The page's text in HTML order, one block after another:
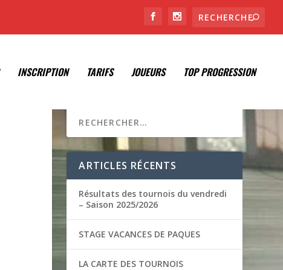
INSCRIPTION TARIFS JOUEURS TOP PROGRESSION
ARTICLES RÉCENTS
Résultats des tournois du vendredi
– Saison 2025/2026
STAGE VACANCES DE PAQUES
LA CARTE DES TOURNOIS